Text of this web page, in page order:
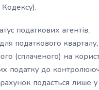
податкових агентів,
податкового кварталу,
(сплаченого) на
податку до
подається лише у